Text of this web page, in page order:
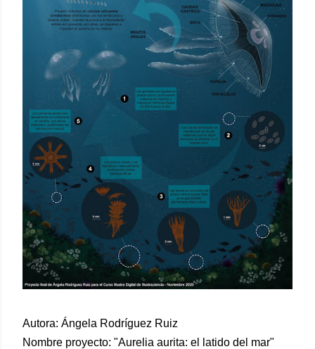
Autora: Ángela Rodríguez Ruiz
Nombre proyecto: "Aurelia aurita: el latido del mar"